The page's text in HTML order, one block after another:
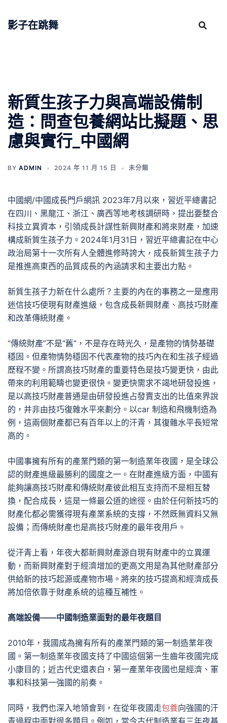
影子在跳舞
新質生孩子力與高端設備制
造：問查包養網站比擬題、思
慮與實行_中國網
BY ADMIN 2024 年 11 月 15 日 未分類
中國網/中國成長門戶網訊 2023年7月以來，習近平總書記
在四川、黑龍江、浙江、廣西等地考核調研時，提出要整合
科技立異資本，引領成長計謀性新興財產和將來財產，加速
構成新質生孩子力。2024年1月31日，習近平總書記在中心
政治局第十一次所有人全體進修時誇大，成長新質生孩子力
是推進高東西的品質成長的內涵請求和主要出力點。
新質生孩子力新在什么處所？主要的內在的事務之一是應用
迷信技巧使現有財產進級，包含成長新興財產、高技巧財產
和改革傳統財產。
“傳統財產”不是“舊”，不是存在時光久，是產物的情勢基礎
穩固。但產物情勢穩固不代表產物的技巧內在和生孩子經過
歷程不變。所謂高技巧財產的重要特色是技巧變更快，由此
帶來的利用範疇也變更很快。變更快需求不竭地研發投進，
是以高技巧財產普通是由研發投進占發賣支出的比值來界說
的，并非由技巧復雜水平來劃分。以car 制造和飛機制造為
例，這兩個財產都已有百年以上的汗青，其復雜水平長短常
高的。
中國事擁有所有的產業門類的第一制造業年夜國，是全球公
認的財產進級最勝利的國度之一。在財產進級方面，中國有
能夠讓高技巧財產和傳統財產彼此相互支持而不是相互替
換，配合成長，這是一條最公道的途徑。由於任何新技巧的
財產化都必需獲得現有產業系統的支撐，不然既無資料又無
設備；而傳統財產也是高技巧財產的最年夜用戶。
從汗青上看，年夜大都新興財產源自現有財產中的立異運
動，而新興財產對于經濟增加的更高文用是為其他財產部分
供給新的技巧起源或產物市場。將來的技巧提高和經濟成長
將加倍依靠于財產系統的這種互補性。
高端設備——中國制造業面對的最年夜題目
2010年，我國成為擁有所有的產業門類的第一制造業年夜
國。第一制造業年夜國支持了中國這個第一生齒年夜國完成
小康目的；近古代史還表白，第一產業年夜國也是經濟、軍
事和科技第一強國的前奏。
同時，我們也深入地領會到，在從年夜國走包養向強國的汗
青過程中面對很多題目。例如，當今古代制造業有三年夜基